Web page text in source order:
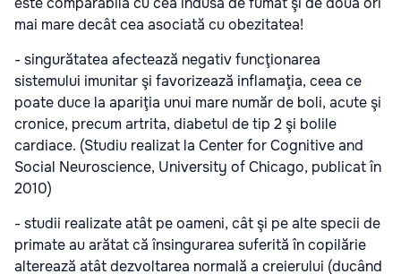
mai mare decât cea asociată cu obezitatea!
- singurătatea afectează negativ funcţionarea
sistemului imunitar şi favorizează inflamaţia, ceea ce
poate duce la apariţia unui mare număr de boli, acute şi
cronice, precum artrita, diabetul de tip 2 şi bolile
cardiace. (Studiu realizat la Center for Cognitive and
Social Neuroscience, University of Chicago, publicat în
2010)
- studii realizate atât pe oameni, cât şi pe alte specii de
primate au arătat că însingurarea suferită în copilărie
alterează atât dezvoltarea normală a creierului (ducând